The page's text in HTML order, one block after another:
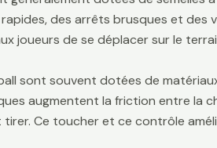
des arrêts brusques et des
joueurs de se déplacer sur le
sont souvent dotées de
augmentent la friction entre la
Ce toucher et ce contrôle